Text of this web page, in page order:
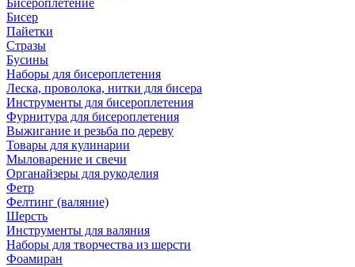
Бисероплетение
Бисер
Пайетки
Стразы
Бусины
Наборы для бисероплетения
Леска, проволока, нитки для бисера
Инструменты для бисероплетения
Фурнитура для бисероплетения
Выжигание и резьба по дереву
Товары для кулинарии
Мыловарение и свечи
Органайзеры для рукоделия
Фетр
Фелтинг (валяние)
Шерсть
Инструменты для валяния
Наборы для творчества из шерсти
Фоамиран